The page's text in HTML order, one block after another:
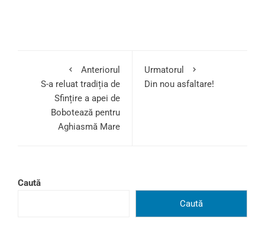
Anteriorul
S-a reluat tradiția de
Sfințire a apei de
Bobotează pentru
Aghiasmă Mare
Urmatorul
Din nou asfaltare!
Caută
Caută